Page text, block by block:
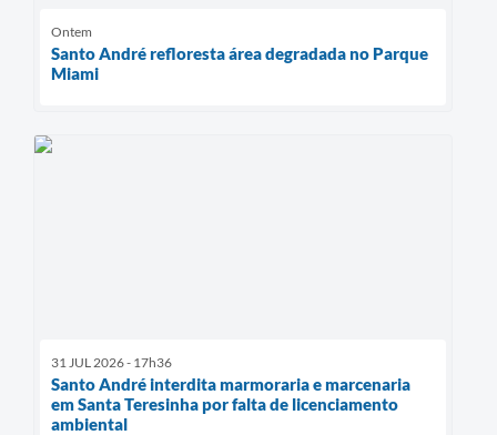
Ontem
Santo André refloresta área degradada no Parque
Miami
31 JUL 2026 - 17h36
Santo André interdita marmoraria e marcenaria
em Santa Teresinha por falta de licenciamento
ambiental